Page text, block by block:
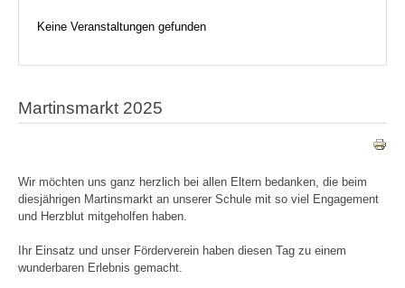
Keine Veranstaltungen gefunden
Martinsmarkt 2025
Wir möchten uns ganz herzlich bei allen Eltern bedanken, die beim
diesjährigen Martinsmarkt an unserer Schule mit so viel Engagement
und Herzblut mitgeholfen haben.
Ihr Einsatz und unser Förderverein haben diesen Tag zu einem
wunderbaren Erlebnis gemacht.